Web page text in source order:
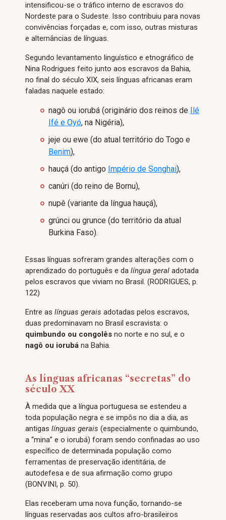
intensificou-se o tráfico interno de escravos do
Nordeste para o Sudeste. Isso contribuiu para novas
convivências forçadas e, com isso, outras misturas
e alternâncias de línguas.
Segundo levantamento linguístico e etnográfico de
Nina Rodrigues feito junto aos escravos da Bahia,
no final do século XIX, seis línguas africanas eram
faladas naquele estado:
nagô ou iorubá (originário dos reinos de Ilé
Ifé e Oyó, na Nigéria),
jeje ou ewe (do atual território do Togo e
Benim),
hauçá (do antigo Império de Songhai),
canúri (do reino de Bornu),
nupê (variante da língua hauçá),
grúnci ou grunce (do território da atual
Burkina Faso).
Essas línguas sofreram grandes alterações com o
aprendizado do português e da língua geral adotada
pelos escravos que viviam no Brasil. (RODRIGUES, p.
122)
Entre as línguas gerais adotadas pelos escravos,
duas predominavam no Brasil escravista: o
quimbundo ou congolês no norte e no sul, e o
nagô ou iorubá na Bahia.
As línguas africanas “secretas” do
século XX
À medida que a língua portuguesa se estendeu a
toda população negra e se impôs no dia a dia, as
antigas línguas gerais (especialmente o quimbundo,
a “mina” e o iorubá) foram sendo confinadas ao uso
específico de determinada população como
ferramentas de preservação identitária, de
autodefesa e de sua afirmação como grupo
(BONVINI, p. 50).
Elas receberam uma nova função, tornando-se
línguas reservadas aos cultos afro-brasileiros